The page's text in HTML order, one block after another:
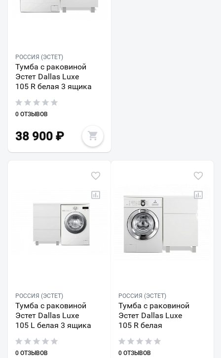
РОССИЯ (ЭСТЕТ)
Тумба с раковиной
Эстет Dallas Luxe
105 R белая 3 ящика
0 ОТЗЫВОВ
38 900 ₽
РОССИЯ (ЭСТЕТ)
Тумба с раковиной
Эстет Dallas Luxe
105 L белая 3 ящика
0 ОТЗЫВОВ
РОССИЯ (ЭСТЕТ)
Тумба с раковиной
Эстет Dallas Luxe
105 R белая
0 ОТЗЫВОВ